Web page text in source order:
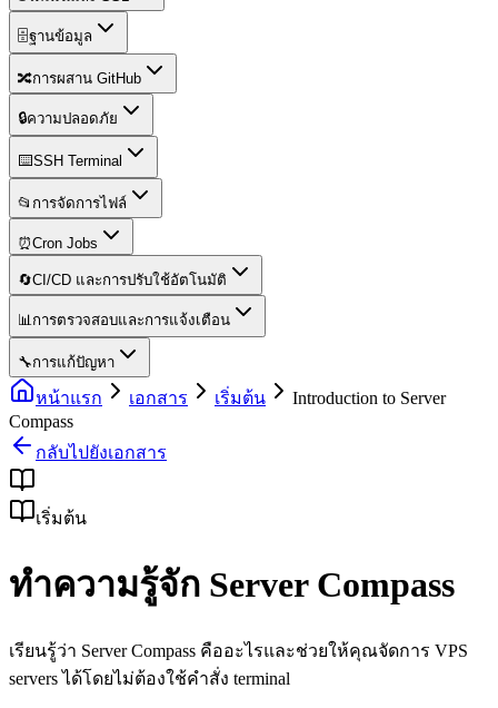
🗄️ฐานข้อมูล
🔀การผสาน GitHub
🔒ความปลอดภัย
⌨️SSH Terminal
📂 การจัดการไฟล์
⏰Cron Jobs
🔄CI/CD และการปรับใช้อัตโนมัติ
📊การตรวจสอบและการแจ้งเตือน
🔧การแก้ปัญหา
หน้าแรก เอกสาร เริ่มต้น
Introduction to Server
Compass
กลับไปยังเอกสาร
เริ่มต้น
ทำความรู้จัก Server Compass
เรียนรู้ว่า Server Compass คืออะไรและช่วยให้คุณจัดการ VPS
servers ได้โดยไม่ต้องใช้คำสั่ง terminal